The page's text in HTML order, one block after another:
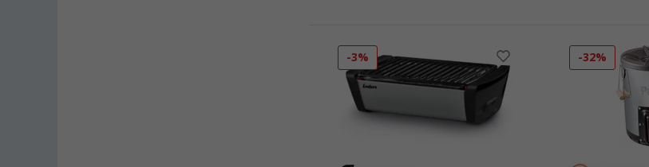
-3% -32%